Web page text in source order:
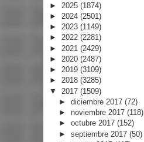
► 2025 (1874)
► 2024 (2501)
► 2023 (1149)
► 2022 (2281)
► 2021 (2429)
► 2020 (2487)
► 2019 (3109)
► 2018 (3285)
▼ 2017 (1509)
► diciembre 2017 (72)
► noviembre 2017 (118)
► octubre 2017 (152)
► septiembre 2017 (50)